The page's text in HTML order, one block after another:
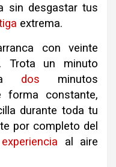
sin desgastar tus
extrema.
con veinte
Trota un minuto
dos minutos
forma constante,
durante toda tu
por completo del
experiencia al aire